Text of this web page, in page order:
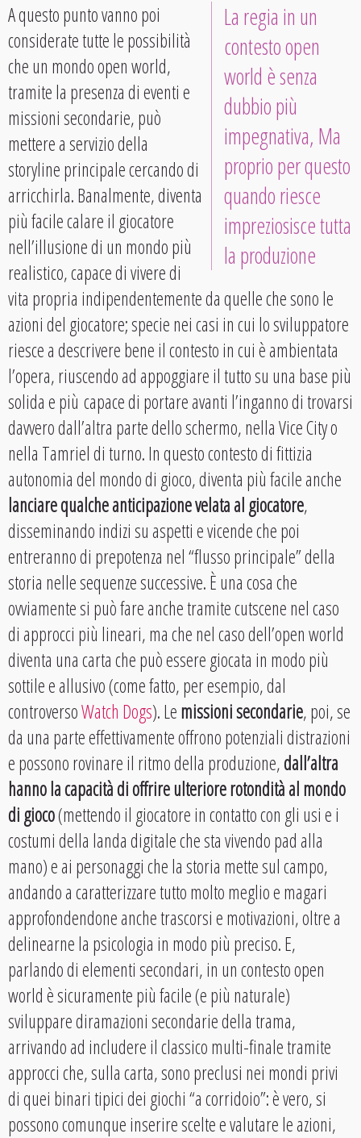
La regia in un
contesto open
world è senza
dubbio più
impegnativa, Ma
proprio per questo
quando riesce
impreziosisce tutta
la produzione
A questo punto vanno poi
considerate tutte le possibilità
che un mondo open world,
tramite la presenza di eventi e
missioni secondarie, può
mettere a servizio della
storyline principale cercando di
arricchirla. Banalmente, diventa
più facile calare il giocatore
nell’illusione di un mondo più
realistico, capace di vivere di
vita propria indipendentemente da quelle che sono le
azioni del giocatore; specie nei casi in cui lo sviluppatore
riesce a descrivere bene il contesto in cui è ambientata
l’opera, riuscendo ad appoggiare il tutto su una base più
solida e più capace di portare avanti l’inganno di trovarsi
davvero dall’altra parte dello schermo, nella Vice City o
nella Tamriel di turno. In questo contesto di fittizia
autonomia del mondo di gioco, diventa più facile anche
lanciare qualche anticipazione velata al giocatore,
disseminando indizi su aspetti e vicende che poi
entreranno di prepotenza nel “flusso principale” della
storia nelle sequenze successive. È una cosa che
ovviamente si può fare anche tramite cutscene nel caso
di approcci più lineari, ma che nel caso dell’open world
diventa una carta che può essere giocata in modo più
sottile e allusivo (come fatto, per esempio, dal
controversoWatch Dogs). Lemissioni secondarie, poi, se
da una parte effettivamente offrono potenziali distrazioni
e possono rovinare il ritmo della produzione,dall’altra
hanno la capacità di offrire ulteriore rotondità al mondo
di gioco(mettendo il giocatore in contatto con gli usi e i
costumi della landa digitale che sta vivendo pad alla
mano) e ai personaggi che la storia mette sul campo,
andando a caratterizzare tutto molto meglio e magari
approfondendone anche trascorsi e motivazioni, oltre a
delinearne la psicologia in modo più preciso. E,
parlando di elementi secondari, in un contesto open
world è sicuramente più facile (e più naturale)
sviluppare diramazioni secondarie della trama,
arrivando ad includere il classico multi-finale tramite
approcci che, sulla carta, sono preclusi nei mondi privi
di quei binari tipici dei giochi “a corridoio”: è vero, si
possono comunque inserire scelte e valutare le azioni,